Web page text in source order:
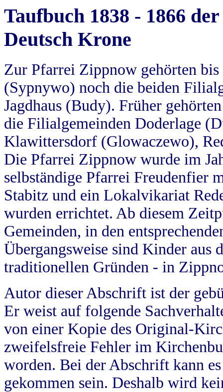
Taufbuch 1838 - 1866
Deutsch Krone
Zur Pfarrei Zippnow gehörten
(Sypnywo) noch die beiden
Jagdhaus (Budy). Früher
die Filialgemeinden Doderlage
Klawittersdorf (Glowaczewo),
Die Pfarrei Zippnow wurde im
selbständige Pfarrei Freudenfier
Stabitz und ein Lokalvikariat
wurden errichtet. Ab diesem
Gemeinden, in den
Übergangsweise sind Kinder aus
traditionellen Gründen - in
Autor dieser Abschrift ist der
Er weist auf folgende
von einer Kopie des Original-
zweifelsfreie Fehler im
worden. Bei der Abschrift kann
gekommen sein. Deshalb wird